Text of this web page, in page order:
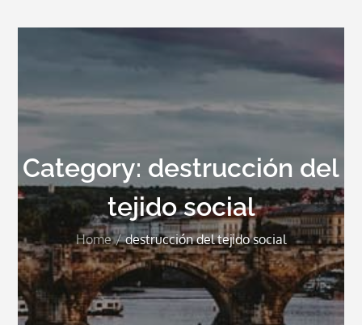
Category: destrucción del
tejido social
Home destrucción del tejido social